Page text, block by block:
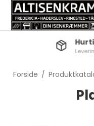
Forside /